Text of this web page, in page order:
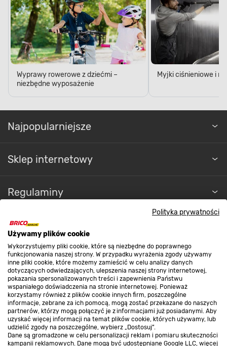
Polityka prywatności
Używamy plików cookie
Wykorzystujemy pliki cookie, które są niezbędne do poprawnego
funkcjonowania naszej strony. W przypadku wyrażenia zgody używamy
inne pliki cookie, które możemy zamieścić w celu analizy danych
dotyczących odwiedzających, ulepszenia naszej strony internetowej,
pokazania spersonalizowanych treści i zapewnienia Państwu
wspaniałego doświadczenia na stronie internetowej. Ponieważ
korzystamy również z plików cookie innych firm, poszczególne
informacje, zebrane za ich pomocą, mogą zostać przekazane do naszych
partnerów, którzy mogą połączyć je z informacjami już posiadanymi. Aby
uzyskać więcej informacji na temat plików cookie, których używamy, lub
udzielić zgody na poszczególne, wybierz „Dostosuj”.
Dane są gromadzone w celu personalizacji reklam i pomiaru skuteczności
kampanii reklamowych. Dane mogą być udostępniane Google LLC, więcej
Wyprawy rowerowe z dziećmi –
niezbędne wyposażenie
Myjki ciśnieniowe i
Najpopularniejsze
Sklep internetowy
Regulaminy
Promocje
Nasze sklepy
O nas
Kontakt do sklepu